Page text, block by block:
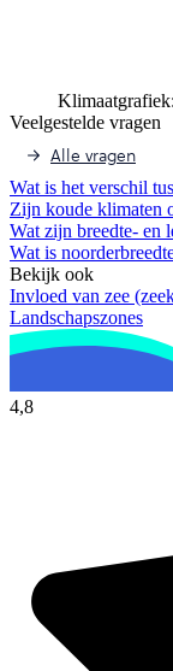
Veelgestelde vragen
Alle vragen
Wat is het verschil
Zijn koude klimaten
Wat zijn breedte- en
Wat is
Bekijk ook
Invloed van zee
Landschapszones
4,8